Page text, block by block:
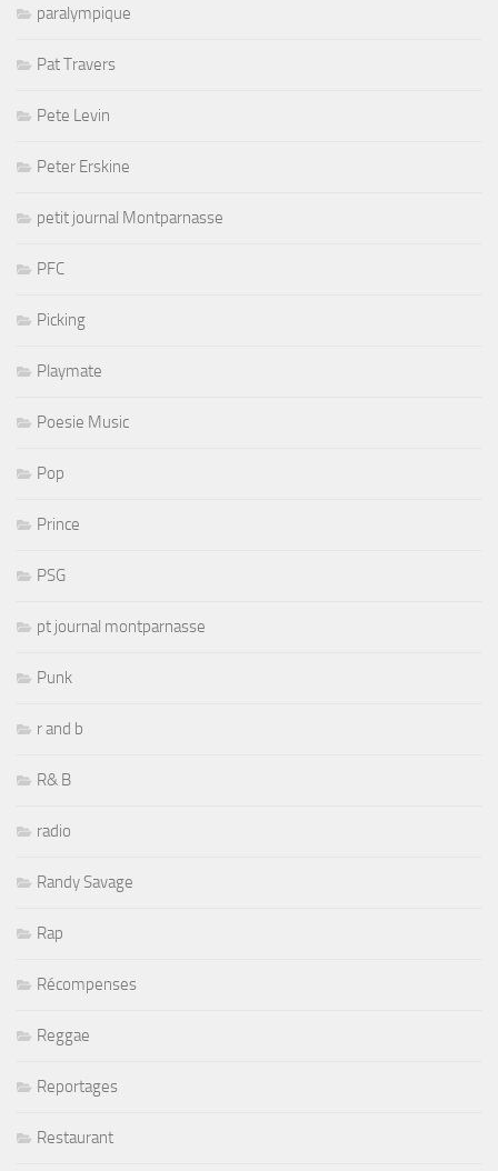
paralympique
Pat Travers
Pete Levin
Peter Erskine
petit journal Montparnasse
PFC
Picking
Playmate
Poesie Music
Pop
Prince
PSG
pt journal montparnasse
Punk
r and b
R& B
radio
Randy Savage
Rap
Récompenses
Reggae
Reportages
Restaurant